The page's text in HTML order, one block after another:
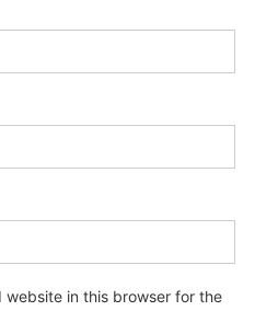
website in this browser for the